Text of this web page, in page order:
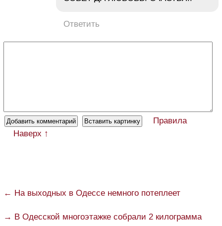
Ответить
Правила
Наверх ↑
← На выходных в Одессе немного потеплеет
→ В Одесской многоэтажке собрали 2 килограмма